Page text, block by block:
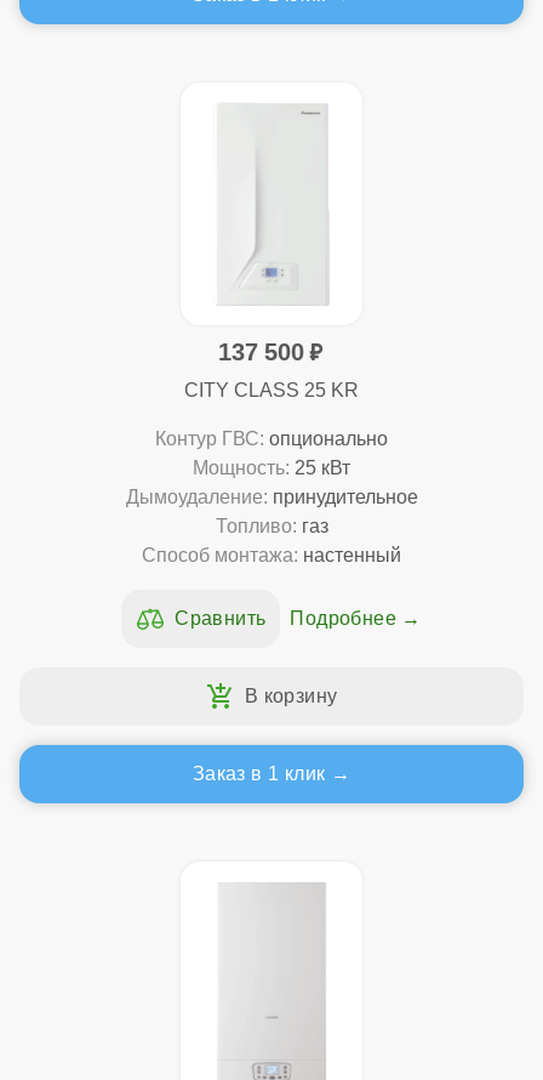
137 500
CITY CLASS 25 KR
Контур ГВС: опционально
Мощность: 25 кВт
Дымоудаление: принудительное
Топливо: газ
Способ монтажа: настенный
Подробнее
Заказ в 1 клик